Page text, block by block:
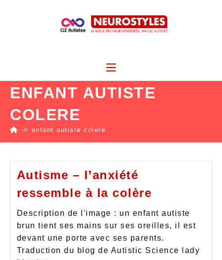
ENFANT AUTISTE
COLERE
-> enfant autiste colere
Autisme – l’anxiété
ressemble à la colère
Description de l'image : un enfant autiste
brun tient ses mains sur ses oreilles, il est
devant une porte avec ses parents.
Traduction du blog de Autistic Science lady